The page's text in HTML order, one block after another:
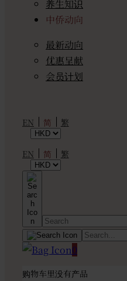
养生知识
中侨动向
最新动向
优惠呈献
会员计划
EN 简 繁
EN 简 繁
0
购物车里没有产品